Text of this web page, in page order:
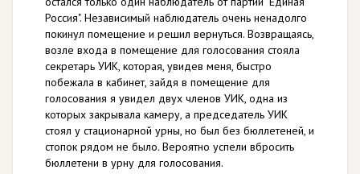
Россия". Независимый наблюдатель очень ненадолго
покинул помещение и решил вернуться. Возвращаясь,
возле входа в помещение для голосования стояла
секретарь УИК, которая, увидев меня, быстро
побежала в кабинет, зайдя в помещение для
голосования я увидел двух членов УИК, одна из
которых закрывала камеру, а председатель УИК
стоял у стационарной урны, но был без бюллетеней, и
стопок рядом не было. Вероятно успели вбросить
бюллетени в урну для голосования.